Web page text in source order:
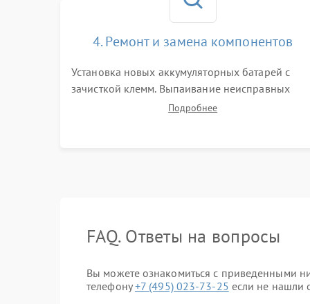
4. Ремонт и замена компонентов
Установка новых аккумуляторных батарей с
зачисткой клемм. Выпаивание неисправных
элементов инвертора или цепи зарядки и
Подробнее
FAQ. Ответы на вопросы
Вы можете ознакомиться с приведенными
телефону+7 (495) 023-73-25 если не нашли